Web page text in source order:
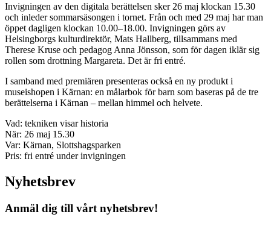
Invigningen av den digitala berättelsen sker 26 maj klockan 15.30
och inleder sommarsäsongen i tornet. Från och med 29 maj har man
öppet dagligen klockan 10.00–18.00. Invigningen görs av
Helsingborgs kulturdirektör, Mats Hallberg, tillsammans med
Therese Kruse och pedagog Anna Jönsson, som för dagen iklär sig
rollen som drottning Margareta. Det är fri entré.
I samband med premiären presenteras också en ny produkt i
museishopen i Kärnan: en målarbok för barn som baseras på de tre
berättelserna i Kärnan – mellan himmel och helvete.
Vad: tekniken visar historia
När: 26 maj 15.30
Var: Kärnan, Slottshagsparken
Pris: fri entré under invigningen
Nyhetsbrev
Anmäl dig till vårt nyhetsbrev!